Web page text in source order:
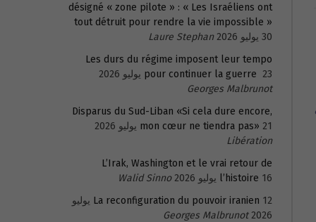
désigné « zone pilote » : « Les Israéliens ont
tout détruit pour rendre la vie impossible »
30 يوليو 2026
Laure Stephan
Les durs du régime imposent leur tempo
pour continuer la guerre 23 يوليو 2026
Georges Malbrunot
Disparus du Sud-Liban «Si cela dure encore,
mon cœur ne tiendra pas» 21 يوليو 2026
Libération
L’Irak, Washington et le vrai retour de
l’histoire 16 يوليو 2026
Walid Sinno
La reconfiguration du pouvoir iranien 12 يوليو
2026
Georges Malbrunot